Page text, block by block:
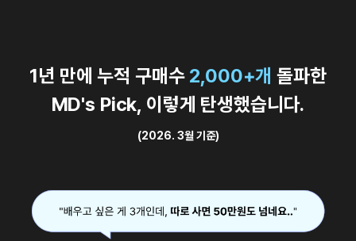
1년 만에 누적 구매수 2,000+개 돌파한
MD's Pick, 이렇게 탄생했습니다.
(2026. 3월 기준)